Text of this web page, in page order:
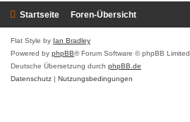
Startseite Foren-Übersicht
Flat Style by Ian Bradley
Powered by phpBB® Forum Software © phpBB Limited
Deutsche Übersetzung durch phpBB.de
Datenschutz | Nutzungsbedingungen